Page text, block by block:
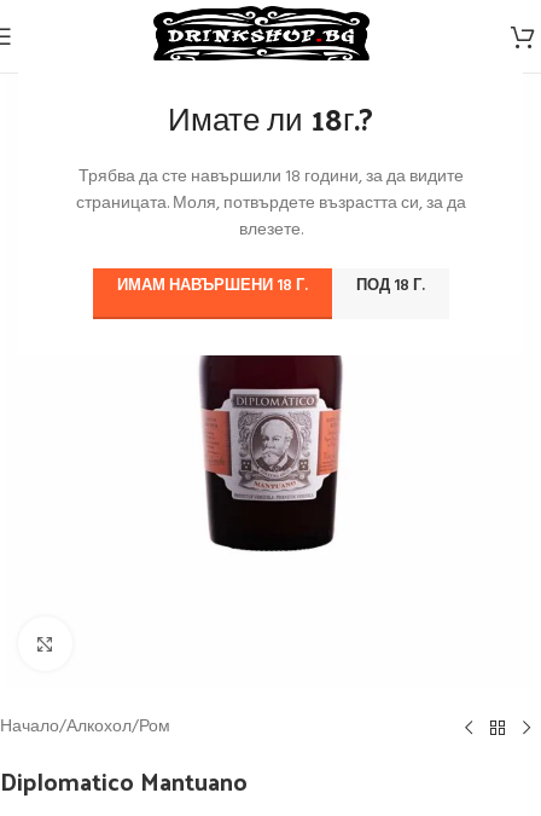
Имате ли 18г.?
Трябва да сте навършили 18 години, за да видите
страницата. Моля, потвърдете възрастта си, за да
влезете.
ИМАМ НАВЪРШЕНИ 18 Г. ПОД 18 Г.
Начало/Алкохол/Ром
Diplomatico Mantuano